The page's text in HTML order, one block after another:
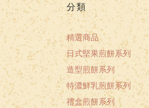
分類
精選商品
日式堅果煎餅系列
造型煎餅系列
特濃鮮乳煎餅系列
禮盒煎餅系列